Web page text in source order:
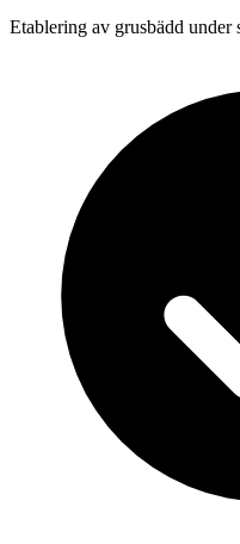
Etablering av grusbädd under